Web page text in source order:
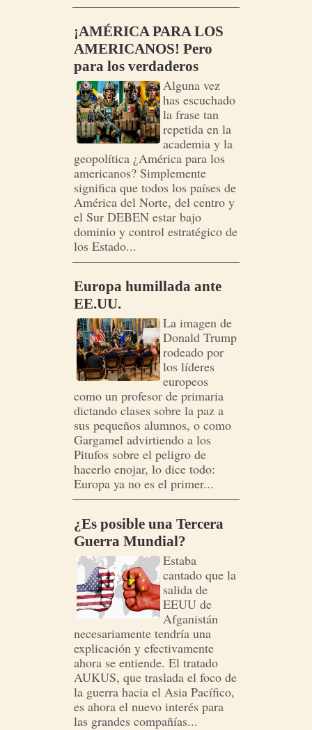
¡AMÉRICA PARA LOS
AMERICANOS! Pero
para los verdaderos
Alguna vez
has escuchado
la frase tan
repetida en la
academia y la
geopolítica ¿América para los
americanos? Simplemente
significa que todos los países de
América del Norte, del centro y
el Sur DEBEN estar bajo
dominio y control estratégico de
los Estado...
Europa humillada ante
EE.UU.
La imagen de
Donald Trump
rodeado por
los líderes
europeos
como un profesor de primaria
dictando clases sobre la paz a
sus pequeños alumnos, o como
Gargamel advirtiendo a los
Pitufos sobre el peligro de
hacerlo enojar, lo dice todo:
Europa ya no es el primer...
¿Es posible una Tercera
Guerra Mundial?
Estaba
cantado que la
salida de
EEUU de
Afganistán
necesariamente tendría una
explicación y efectivamente
ahora se entiende. El tratado
AUKUS, que traslada el foco de
la guerra hacia el Asia Pacífico,
es ahora el nuevo interés para
las grandes compañías...